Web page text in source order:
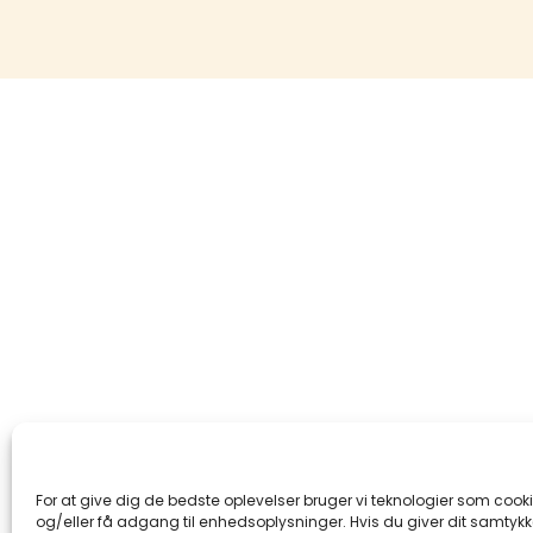
For at give dig de bedste oplevelser bruger vi teknologier som
og/eller få adgang til enhedsoplysninger. Hvis du giver dit